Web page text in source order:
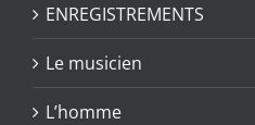
ENREGISTREMENTS
Le musicien
L’homme